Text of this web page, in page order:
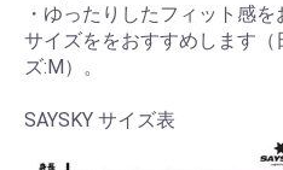
・ゆったりしたフィット感
サイズををおすすめします
ズ:M）。
SAYSKY サイズ表